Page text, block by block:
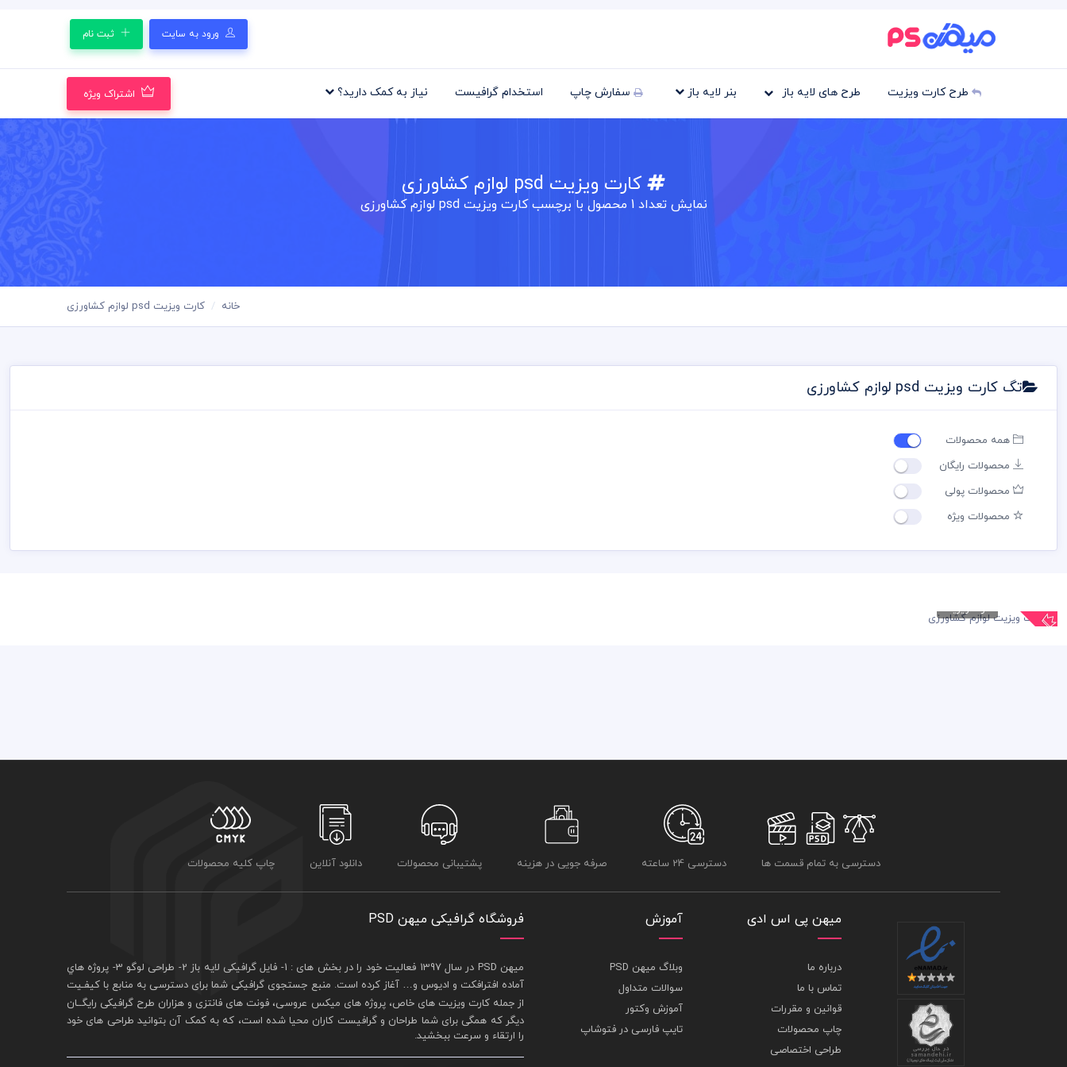
ورود به سایت ثبت نام
طرح کارت ویزیت طرح های لایه باز بنر لایه باز سفارش چاپ استخدام گرافیست نیاز به کمک دارید؟ اشتراک ویژه
کارت ویزیت psd لوازم کشاورزی
نمایش تعداد1 محصول با برچسب کارت ویزیت psd لوازم کشاورزی
خانه کارت ویزیت psd لوازم کشاورزی
تگ کارت ویزیت psd لوازم کشاورزی
همه محصولات
محصولات رایگان
محصولات پولی
محصولات ویژه
کارت ویزیت لوازم
کارت ویزیت
دسترسی به تمام قسمت ها دسترسی 24 ساعته صرفه جویی در هزینه پشتیبانی محصولات دانلود آنلاین چاپ کلیه محصولات
میهن پی اس ادی
درباره ما
تماس با ما
قوانین و مقررات
چاپ محصولات
طراحی اختصاصی
آموزش
وبلاگ میهن PSD
سوالات متداول
آموزش وکتور
تایپ فارسی در فتوشاپ
فروشگاه گرافیکی میهن PSD
ميهن PSD در سال 1397 فعاليت خود را در بخش های : 1- فايل گرافيکی لايه باز
2- طراحی لوگو 3- پروژه هاي
آماده افترافکت و اديوس و… آغاز کرده است. منبع جستجوی گرافيکی شما برای دسترسی به منابع با کيفـيت
از جملهکارت ويزيت های خاص، پروژه های ميکس عروسی، فونت های فانتزی و هزاران طرح گرافیکی رايگــان
ديگر که همگی برای شما طراحان و گرافيست کاران محيا شده است، که به کمک آن بتوانيد طراحی های خود
را ارتقاء و سرعت ببخشيد.